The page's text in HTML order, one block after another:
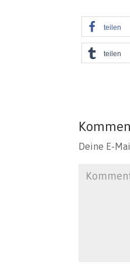
teilen
teilen
Deine E-